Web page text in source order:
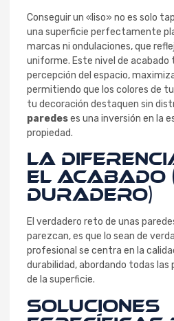
Conseguir un «liso» no es solo
una superficie perfectamente
marcas ni ondulaciones, que
uniforme. Este nivel de
percepción del espacio,
permitiendo que los colores de
tu decoración destaquen sin
paredeses una inversión en la
propiedad.
La
el Acabado
Duradero)
El verdadero reto de unas
parezcan, es que lo sean de
profesional se centra en la
durabilidad, abordando todas
de la superficie.
Soluciones